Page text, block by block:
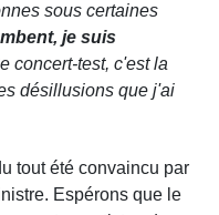
sous certaines
je suis
concert-test, c'est la
désillusions que j'ai
tout été convaincu par
Espérons que le